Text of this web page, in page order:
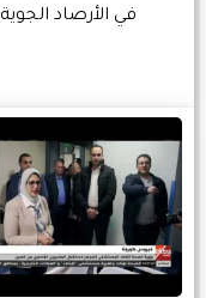
في الأرصاد الجوية